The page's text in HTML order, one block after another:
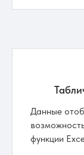
Данные
функции